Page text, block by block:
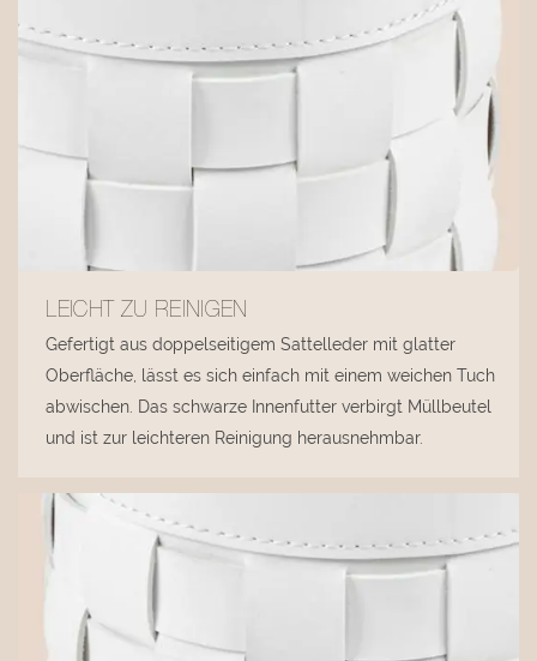
LEICHT ZU REINIGEN
Gefertigt aus doppelseitigem Sattelleder mit glatter
Oberfläche, lässt es sich einfach mit einem weichen Tuch
abwischen. Das schwarze Innenfutter verbirgt Müllbeutel
und ist zur leichteren Reinigung herausnehmbar.